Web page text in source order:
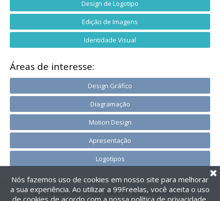
Design de Logotipo
Edição de Imagens
Identidade Visual
Áreas de interesse:
Design Gráfico
Diagramação
Motion Design
Apresentação
Logotipos
@2014-2026 99Freelas. Todos os direitos reservados.
Nós fazemos uso de cookies em nosso site para melhorar
a sua experiência. Ao utilizar a 99Freelas, você aceita o uso
de cookies de acordo com a nossa política de privacidade